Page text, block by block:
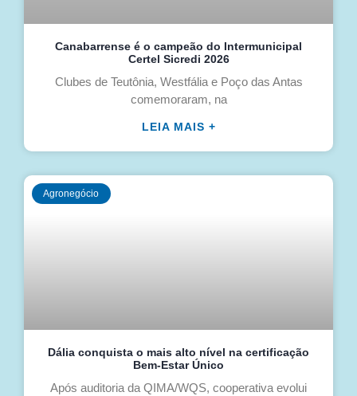
Canabarrense é o campeão do Intermunicipal
Certel Sicredi 2026
Clubes de Teutônia, Westfália e Poço das Antas
comemoraram, na
LEIA MAIS +
Agronegócio
Dália conquista o mais alto nível na certificação
Bem-Estar Único
Após auditoria da QIMA/WQS, cooperativa evolui